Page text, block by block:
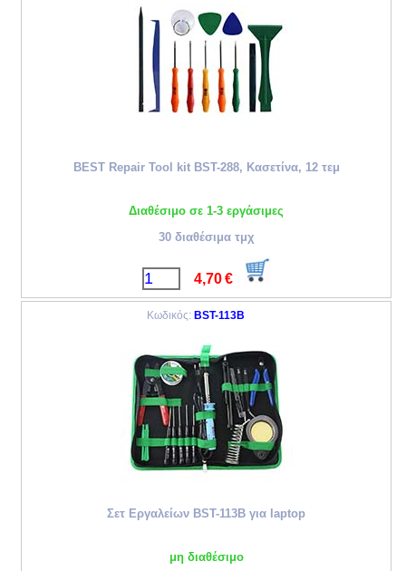
BEST Repair Tool kit BST-288, Κασετίνα, 12 τεμ
Διαθέσιμο σε 1-3 εργάσιμες
30 διαθέσιμα τμχ
4,70 €
Κωδικός: BST-113B
Σετ Εργαλείων BST-113B για laptop
μη διαθέσιμο